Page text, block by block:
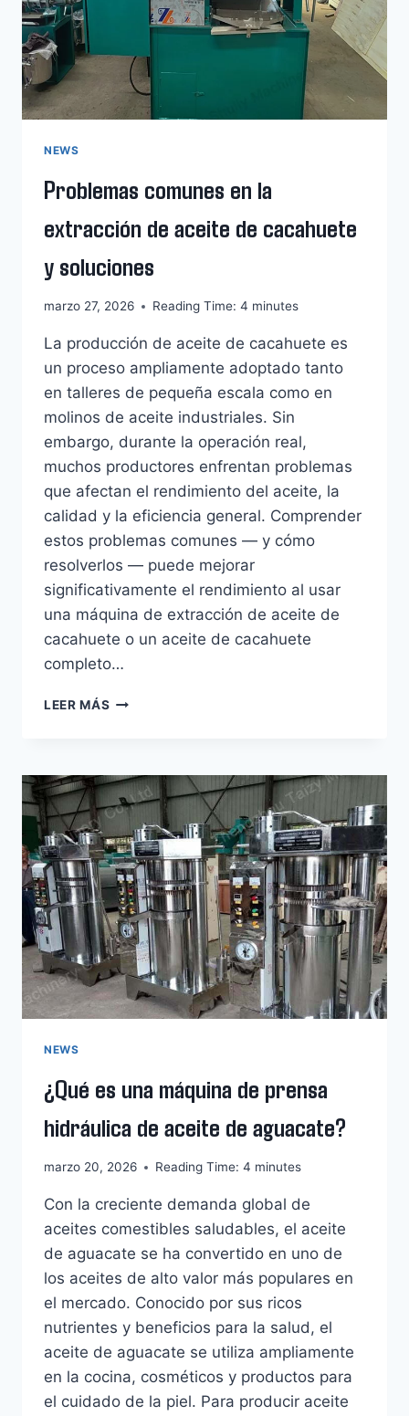
NEWS
Problemas comunes en la
extracción de aceite de cacahuete
y soluciones
marzo 27, 2026 Reading Time: 4 minutes
La producción de aceite de cacahuete es
un proceso ampliamente adoptado tanto
en talleres de pequeña escala como en
molinos de aceite industriales. Sin
embargo, durante la operación real,
muchos productores enfrentan problemas
que afectan el rendimiento del aceite, la
calidad y la eficiencia general. Comprender
estos problemas comunes — y cómo
resolverlos — puede mejorar
significativamente el rendimiento al usar
una máquina de extracción de aceite de
cacahuete o un aceite de cacahuete
completo…
LEER MÁS PROBLEMAS
EXTRACCIÓN
DE
ACEITE
DE
CACAHUETE
Y
SOLUCIONES
NEWS
¿Qué es una máquina de prensa
hidráulica de aceite de aguacate?
marzo 20, 2026 Reading Time: 4 minutes
Con la creciente demanda global de
aceites comestibles saludables, el aceite
de aguacate se ha convertido en uno de
los aceites de alto valor más populares en
el mercado. Conocido por sus ricos
nutrientes y beneficios para la salud, el
aceite de aguacate se utiliza ampliamente
en la cocina, cosméticos y productos para
el cuidado de la piel. Para producir aceite